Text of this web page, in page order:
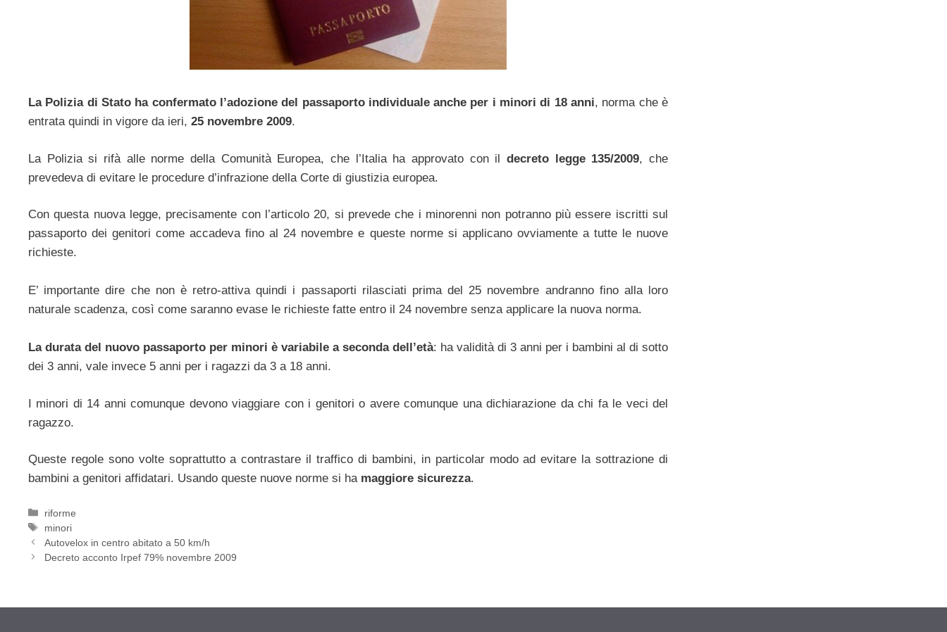
La Polizia di Stato ha confermato l’adozione del passaporto individuale anche per i minori di 18 anni, norma che è
entrata quindi in vigore da ieri, 25 novembre 2009.
La Polizia si rifà alle norme della Comunità Europea, che l’Italia ha approvato con il decreto legge 135/2009, che
prevedeva di evitare le procedure d’infrazione della Corte di giustizia europea.
Con questa nuova legge, precisamente con l’articolo 20, si prevede che i minorenni non potranno più essere iscritti sul
passaporto dei genitori come accadeva fino al 24 novembre e queste norme si applicano ovviamente a tutte le nuove
richieste.
E’ importante dire che non è retro-attiva quindi i passaporti rilasciati prima del 25 novembre andranno fino alla loro
naturale scadenza, così come saranno evase le richieste fatte entro il 24 novembre senza applicare la nuova norma.
La durata del nuovo passaporto per minori è variabile a seconda dell’età: ha validità di 3 anni per i bambini al di sotto
dei 3 anni, vale invece 5 anni per i ragazzi da 3 a 18 anni.
I minori di 14 anni comunque devono viaggiare con i genitori o avere comunque una dichiarazione da chi fa le veci del
ragazzo.
Queste regole sono volte soprattutto a contrastare il traffico di bambini, in particolar modo ad evitare la sottrazione di
bambini a genitori affidatari. Usando queste nuove norme si ha maggiore sicurezza.
Categorie
riforme
Tag
minori
Autovelox in centro abitato a 50 km/h
Decreto acconto Irpef 79% novembre 2009